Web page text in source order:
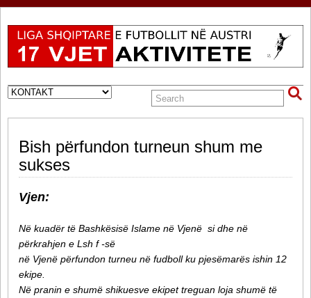
Bish përfundon turneun shum me
sukses
Vjen:
Në kuadër të Bashkësisë Islame në Vjenë si dhe në
përkrahjen e Lsh f -së
në Vjenë përfundon turneu në fudboll ku pjesëmarës ishin 12
ekipe.
Në pranin e shumë shikuesve ekipet treguan loja shumë të